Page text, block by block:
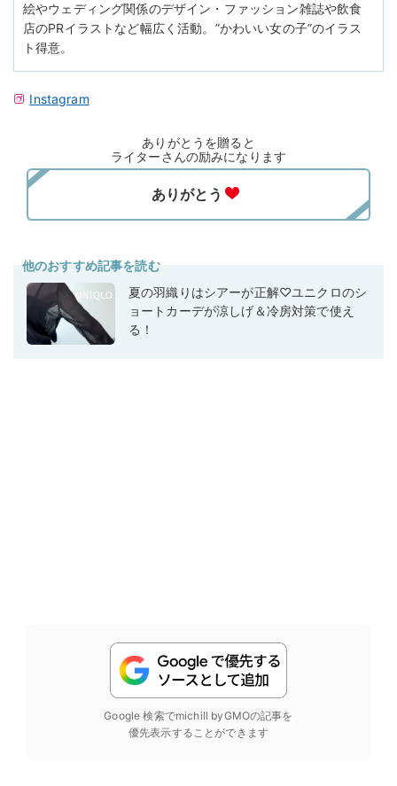
絵やウェディング関係のデザイン・ファッション雑誌や飲食
店のPRイラストなど幅広く活動。”かわいい女の子”のイラス
ト得意。
Instagram
ありがとうを贈ると
ライターさんの励みになります
他のおすすめ記事を読む
夏の羽織りはシアーが正解♡ユニクロのシ
ョートカーデが涼しげ＆冷房対策で使え
る！
Google 検索でmichill byGMOの記事を
優先表示することができます